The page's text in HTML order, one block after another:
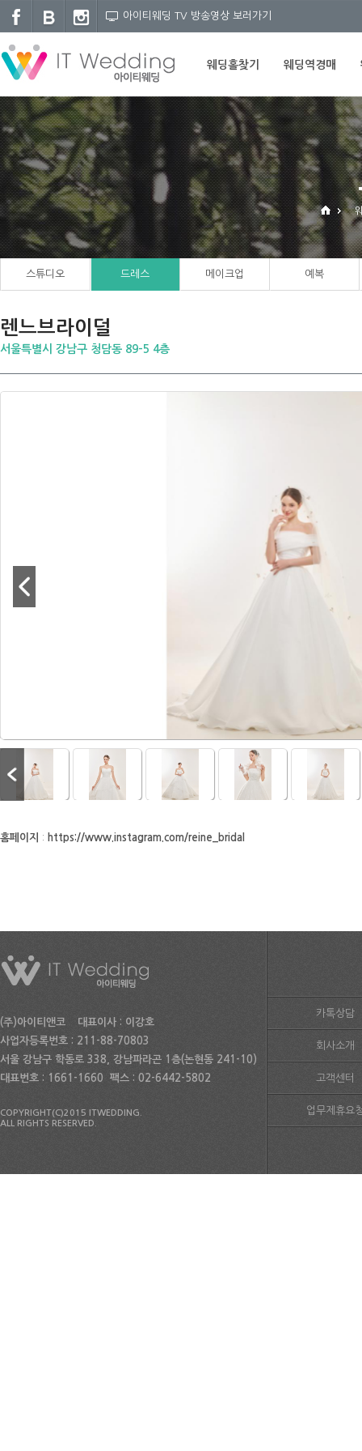
아이티웨딩 TV 방송영상 보러가기
웨딩홀찾기 웨딩역경매
스튜디오 드레스 메이크업 예복
렌느브라이덜
서울특별시 강남구 청담동 89-5 4층
홈페이지 : https://www.instagram.com/reine_bridal
(주)아이티앤코
대표이사 : 이강호
사업자등록번호 : 211-88-70803
서울 강남구 학동로 338, 강남파라곤 1층(논현동 241-10)
대표번호 : 1661-1660
팩스 : 02-6442-5802
COPYRIGHT(C)2015 ITWEDDING.
ALL RIGHTS RESERVED.
카톡상담
회사소개
고객센터
업무제휴요